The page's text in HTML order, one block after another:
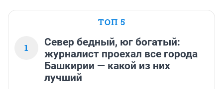
ТОП 5
1
Север бедный, юг богатый:
журналист проехал все города
Башкирии — какой из них
лучший